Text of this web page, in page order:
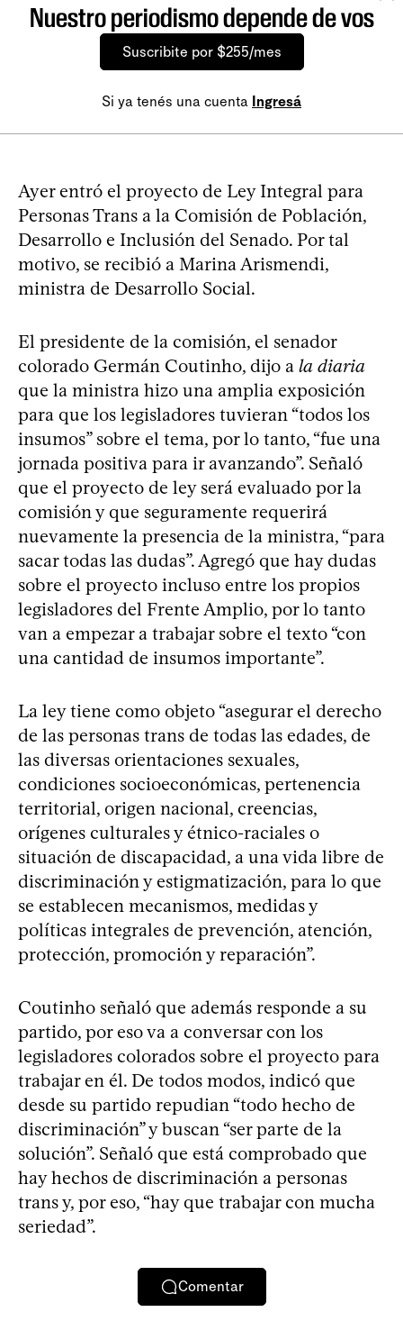
Nuestro periodismo depende de vos
Suscribite por $255/mes
Si ya tenés una cuenta Ingresá
Ayer entró el proyecto de Ley Integral para
Personas Trans a la Comisión de Población,
Desarrollo e Inclusión del Senado. Por tal
motivo, se recibió a Marina Arismendi,
ministra de Desarrollo Social.
El presidente de la comisión, el senador
colorado Germán Coutinho, dijo a la diaria
que la ministra hizo una amplia exposición
para que los legisladores tuvieran “todos los
insumos” sobre el tema, por lo tanto, “fue una
jornada positiva para ir avanzando”. Señaló
que el proyecto de ley será evaluado por la
comisión y que seguramente requerirá
nuevamente la presencia de la ministra, “para
sacar todas las dudas”. Agregó que hay dudas
sobre el proyecto incluso entre los propios
legisladores del Frente Amplio, por lo tanto
van a empezar a trabajar sobre el texto “con
una cantidad de insumos importante”.
La ley tiene como objeto “asegurar el derecho
de las personas trans de todas las edades, de
las diversas orientaciones sexuales,
condiciones socioeconómicas, pertenencia
territorial, origen nacional, creencias,
orígenes culturales y étnico-raciales o
situación de discapacidad, a una vida libre de
discriminación y estigmatización, para lo que
se establecen mecanismos, medidas y
políticas integrales de prevención, atención,
protección, promoción y reparación”.
Coutinho señaló que además responde a su
partido, por eso va a conversar con los
legisladores colorados sobre el proyecto para
trabajar en él. De todos modos, indicó que
desde su partido repudian “todo hecho de
discriminación” y buscan “ser parte de la
solución”. Señaló que está comprobado que
hay hechos de discriminación a personas
trans y, por eso, “hay que trabajar con mucha
seriedad”.
Comentar